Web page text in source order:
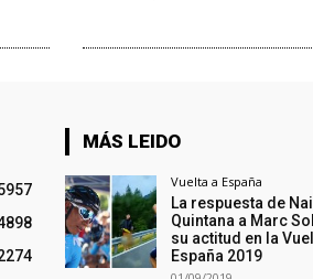
MÁS LEIDO
Vuelta a España
La respuesta de
Quintana a Marc
su actitud en la
España 2019